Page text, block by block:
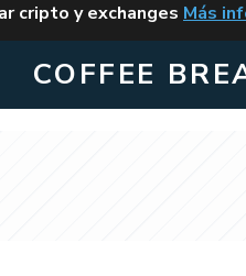
cripto y exchanges Más
COFFEE